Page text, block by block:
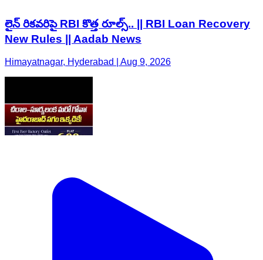
లైన్ రికవరిపై RBI కొత్త రూల్స్.. || RBI Loan Recovery
New Rules || Aadab News
Himayatnagar, Hyderabad | Aug 9, 2026